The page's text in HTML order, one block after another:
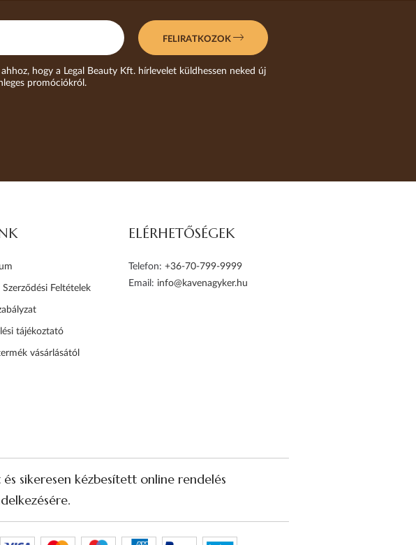
FELIRATKOZOK
hogy a Legal Beauty Kft. hírlevelet küldhessen neked új
promóciókról.
Feltételek
tájékoztató
vásárlásától
ELÉRHETŐSÉGEK
Telefon: +36-70-799-9999
Email: info@kavenagyker.hu
sikeresen kézbesített online rendelés